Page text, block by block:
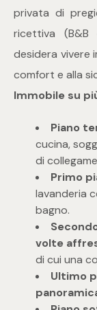
privata di
ricettiva
desidera vivere
comfort e alla
Immobile su
Piano
cucina,
di
Primo
lavanderia
bagno.
volte
di cui una
Ultimo
5+
Camere
Qualsiasi